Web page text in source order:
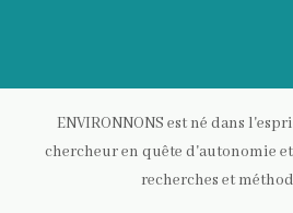
ENVIRONNONS est né dans
chercheur en quête d'autonomie
recherches et